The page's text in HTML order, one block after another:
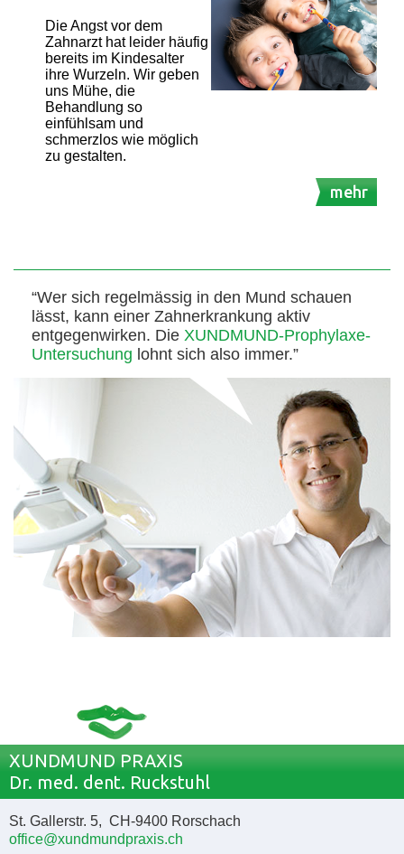
Die Angst vor dem
Zahnarzt hat leider häufig
bereits im Kindesalter
ihre Wurzeln. Wir geben
uns Mühe, die
Behandlung so
einfühlsam und
schmerzlos wie möglich
zu gestalten.
mehr
“Wer sich regelmässig in den Mund schauen
lässt, kann einer Zahnerkrankung aktiv
entgegenwirken. Die XUNDMUND-Prophylaxe-
Untersuchung lohnt sich also immer.”
XUNDMUND PRAXIS
Dr. med. dent. Ruckstuhl
St. Gallerstr. 5, CH-9400 Rorschach
office@xundmundpraxis.ch